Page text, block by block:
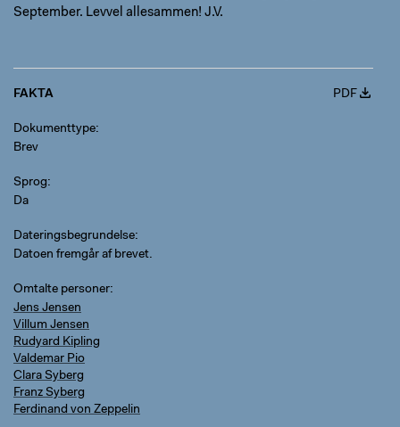
September. Levvel allesammen! J.V.
FAKTA PDF
Dokumenttype
Brev
Sprog
Da
Dateringsbegrundelse
Datoen fremgår af brevet.
Omtalte personer
Jens Jensen
Villum Jensen
Rudyard Kipling
Valdemar Pio
Clara Syberg
Franz Syberg
Ferdinand von Zeppelin